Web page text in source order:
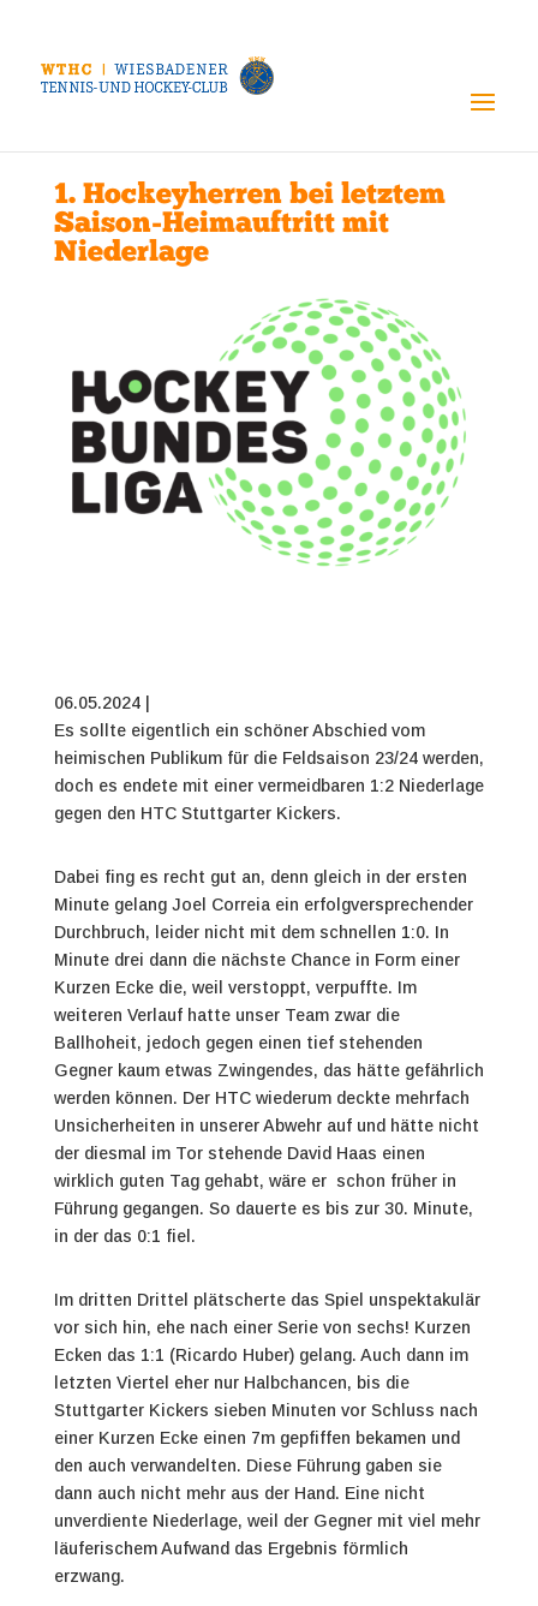
1. Hockeyherren bei letztem
Saison-Heimauftritt mit
Niederlage
06.05.2024 |
Es sollte eigentlich ein schöner Abschied vom
heimischen Publikum für die Feldsaison 23/24 werden,
doch es endete mit einer vermeidbaren 1:2 Niederlage
gegen den HTC Stuttgarter Kickers.
Dabei fing es recht gut an, denn gleich in der ersten
Minute gelang Joel Correia ein erfolgversprechender
Durchbruch, leider nicht mit dem schnellen 1:0. In
Minute drei dann die nächste Chance in Form einer
Kurzen Ecke die, weil verstoppt, verpuffte. Im
weiteren Verlauf hatte unser Team zwar die
Ballhoheit, jedoch gegen einen tief stehenden
Gegner kaum etwas Zwingendes, das hätte gefährlich
werden können. Der HTC wiederum deckte mehrfach
Unsicherheiten in unserer Abwehr auf und hätte nicht
der diesmal im Tor stehende David Haas einen
wirklich guten Tag gehabt, wäre er schon früher in
Führung gegangen. So dauerte es bis zur 30. Minute,
in der das 0:1 fiel.
Im dritten Drittel plätscherte das Spiel unspektakulär
vor sich hin, ehe nach einer Serie von sechs! Kurzen
Ecken das 1:1 (Ricardo Huber) gelang. Auch dann im
letzten Viertel eher nur Halbchancen, bis die
Stuttgarter Kickers sieben Minuten vor Schluss nach
einer Kurzen Ecke einen 7m gepfiffen bekamen und
den auch verwandelten. Diese Führung gaben sie
dann auch nicht mehr aus der Hand. Eine nicht
unverdiente Niederlage, weil der Gegner mit viel mehr
läuferischem Aufwand das Ergebnis förmlich
erzwang.